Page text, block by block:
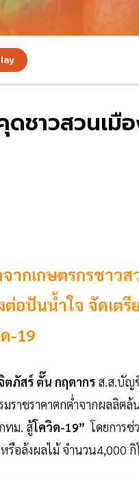
ชาวสวนเมื
กเกษตรกรชาวส
อปันน้ำใจ จัดเตรี
-19
ตภัสร์ ตั๊น กฤดากร ส.ส.บัญ
ราชราคาตกต่ำจากผลลิต
ทม. สู้โควิด-19” โดยการช่
รือล้งผลไม้ จำนวน4,000